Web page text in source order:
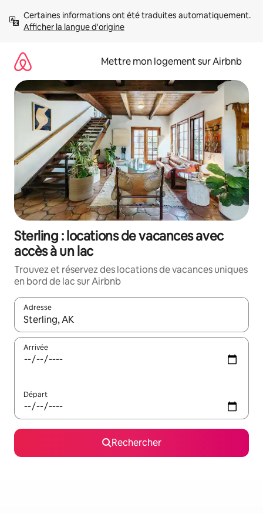
directement
Afficher la langue d'origine
Mettre mon logement sur Airbnb
Sterling : locations de vacances avec
accès à un lac
Trouvez et réservez des locations de vacances uniques
en bord de lac sur Airbnb
Adresse
Lorsque les résultats s'affichent, utilisez les flèches vers le
Arrivée
Départ
Rechercher